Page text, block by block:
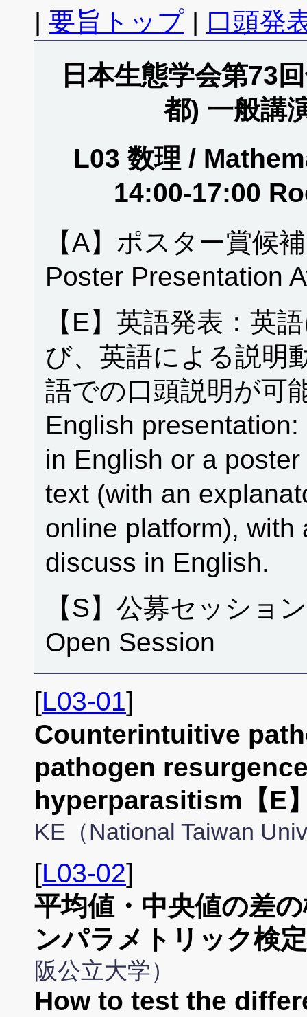
| 要旨トップ | 口頭発
日本生態学会第73
都) 一般講
L03 数理 /
14:00-17:00
【A】ポスター賞候
Poster Presentation
【E】英語発表：英
び、英語による説明
語での口頭説明が可
English
in English or a
text (with an
online platform), with
discuss in English.
【S】公募セッショ
Open Session
[L03-01]
Counterintuitive
pathogen
hyperparasitism【E
KE（National Taiwan
[L03-02]
平均値・中央値の差
ンパラメトリック検
阪公立大学）
How to test the